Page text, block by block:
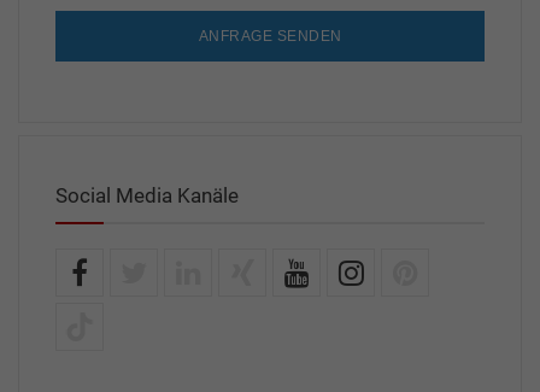
ANFRAGE SENDEN
Social Media Kanäle